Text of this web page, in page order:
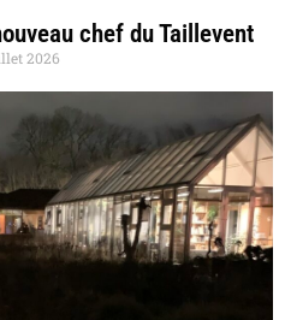
chef du Taillevent
2026